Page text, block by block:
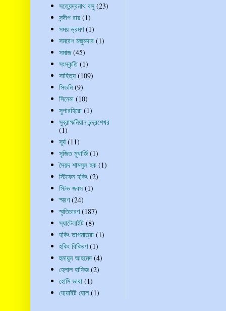
সত্যেন্দ্রনাথ বসু (23)
সন্দীপ রায় (1)
সময় ভ্রমণ (1)
সমরেশ মজুমদার (1)
সমাজ (45)
সংস্কৃতি (1)
সাহিত্য (109)
সিডনি (9)
সিনেমা (10)
সুপারহিরো (1)
সুব্রাহ্মনিয়ান চন্দ্রশেখর
(1)
সূর্য (11)
সৃজিত মুখার্জি (1)
সৈয়দ শামসুল হক (1)
স্টিফেন হকিং (2)
স্টিভ জবস (1)
স্মরণ (24)
স্মৃতিচারণ (187)
স্যাটেলাইট (8)
হকিং তাপমাত্রা (1)
হকিং বিকিরণ (1)
হুমায়ূন আহমেদ (4)
হেলাল হাফিজ (2)
হোমি ভাবা (1)
হোয়াইট হোল (1)